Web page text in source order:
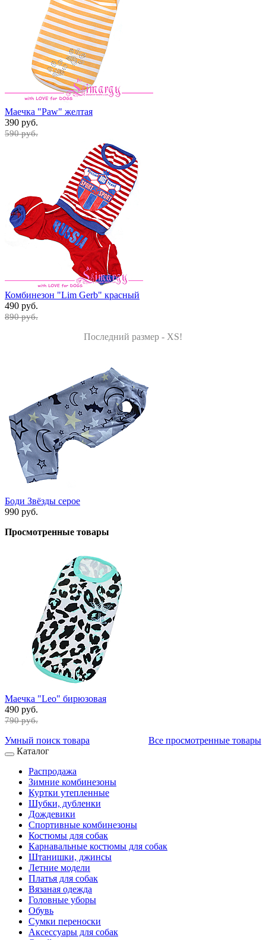
Маечка "Paw" желтая
390 руб.
590 руб.
Комбинезон "Lim Gerb" красный
490 руб.
890 руб.
Последний размер - XS!
Боди Звёзды серое
990 руб.
Просмотренные товары
Маечка "Leo" бирюзовая
490 руб.
790 руб.
Все просмотренные товары
Умный поиск товара
Каталог
Распродажа
Зимние комбинезоны
Куртки утепленные
Шубки, дубленки
Дождевики
Спортивные комбинезоны
Костюмы для собак
Карнавальные костюмы для собак
Штанишки, джинсы
Летние модели
Платья для собак
Вязаная одежда
Головные уборы
Обувь
Сумки переноски
Аксессуары для собак